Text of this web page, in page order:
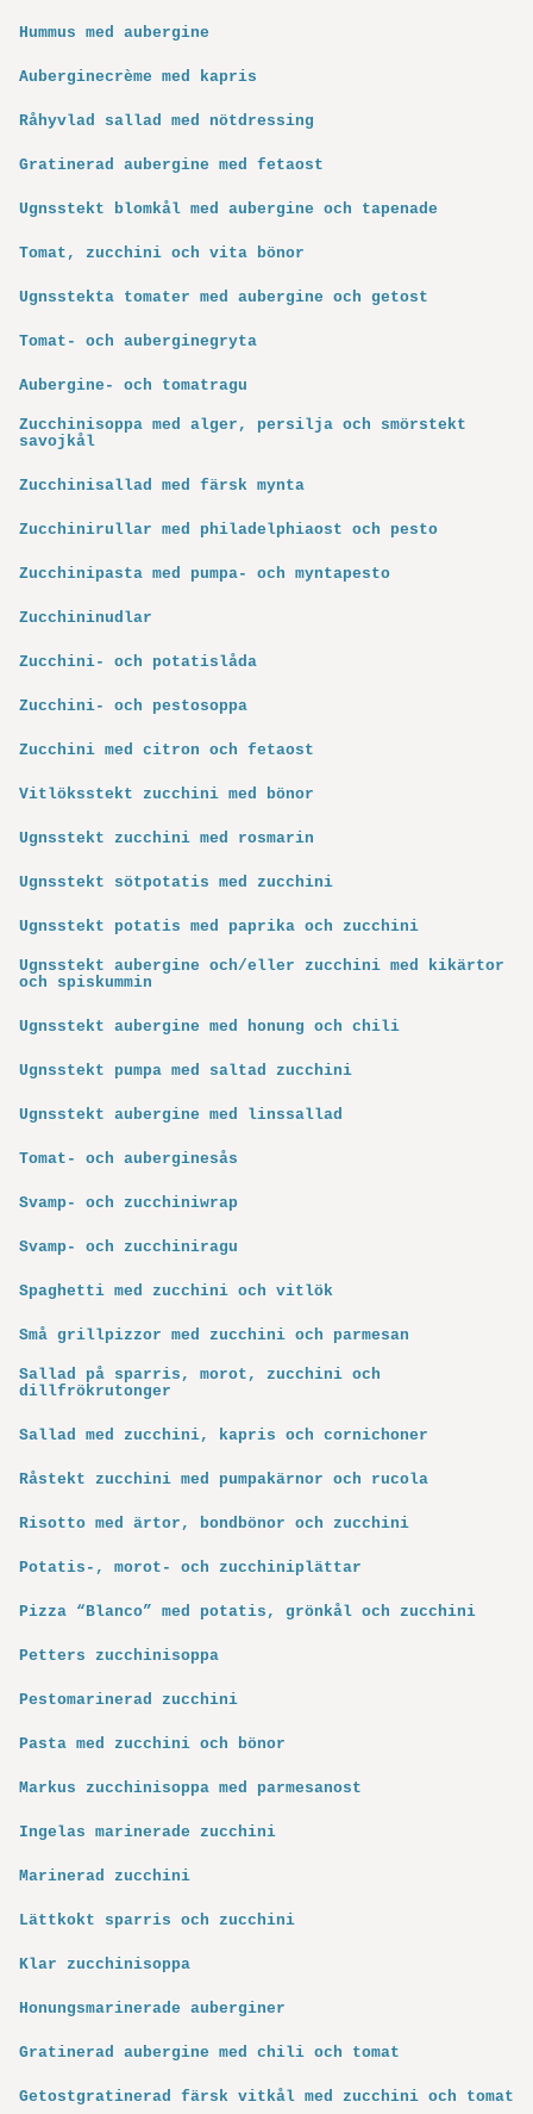
Hummus med aubergine
Auberginecrème med kapris
Råhyvlad sallad med nötdressing
Gratinerad aubergine med fetaost
Ugnsstekt blomkål med aubergine och tapenade
Tomat, zucchini och vita bönor
Ugnsstekta tomater med aubergine och getost
Tomat- och auberginegryta
Aubergine- och tomatragu
Zucchinisoppa med alger, persilja och smörstekt
savojkål
Zucchinisallad med färsk mynta
Zucchinirullar med philadelphiaost och pesto
Zucchinipasta med pumpa- och myntapesto
Zucchininudlar
Zucchini- och potatislåda
Zucchini- och pestosoppa
Zucchini med citron och fetaost
Vitlöksstekt zucchini med bönor
Ugnsstekt zucchini med rosmarin
Ugnsstekt sötpotatis med zucchini
Ugnsstekt potatis med paprika och zucchini
Ugnsstekt aubergine och/eller zucchini med kikärtor
och spiskummin
Ugnsstekt aubergine med honung och chili
Ugnsstekt pumpa med saltad zucchini
Ugnsstekt aubergine med linssallad
Tomat- och auberginesås
Svamp- och zucchiniwrap
Svamp- och zucchiniragu
Spaghetti med zucchini och vitlök
Små grillpizzor med zucchini och parmesan
Sallad på sparris, morot, zucchini och
dillfrökrutonger
Sallad med zucchini, kapris och cornichoner
Råstekt zucchini med pumpakärnor och rucola
Risotto med ärtor, bondbönor och zucchini
Potatis-, morot- och zucchiniplättar
Pizza “Blanco” med potatis, grönkål och zucchini
Petters zucchinisoppa
Pestomarinerad zucchini
Pasta med zucchini och bönor
Markus zucchinisoppa med parmesanost
Ingelas marinerade zucchini
Marinerad zucchini
Lättkokt sparris och zucchini
Klar zucchinisoppa
Honungsmarinerade auberginer
Gratinerad aubergine med chili och tomat
Getostgratinerad färsk vitkål med zucchini och tomat